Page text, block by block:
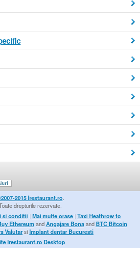
2015 Irestaurant.ro.
drepturile rezervate.
si conditii| Mai multe orase| Taxi Heathrow to
EthereumandAngajare Bonaand BTC Bitcoin
ValutarsiImplant dentar Bucuresti
Irestaurant.ro Desktop